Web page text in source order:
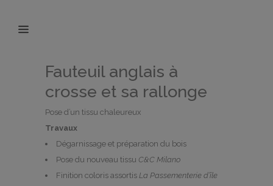
Fauteuil anglais à
crosse et sa rallonge
Pose d’un tissu chaleureux
Travaux
Dégarnissage et préparation du bois
Pose du nouveau tissu C&C Milano
Finition coloris assortis La Passementerie d’île